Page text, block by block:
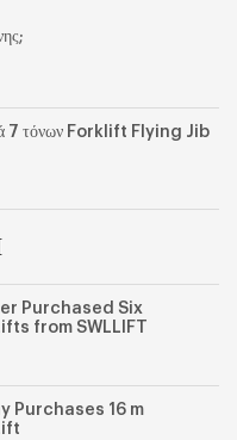
7 τόνων Forklift Flying Jib
Purchased Six
from SWLLIFT
Purchases 16 m